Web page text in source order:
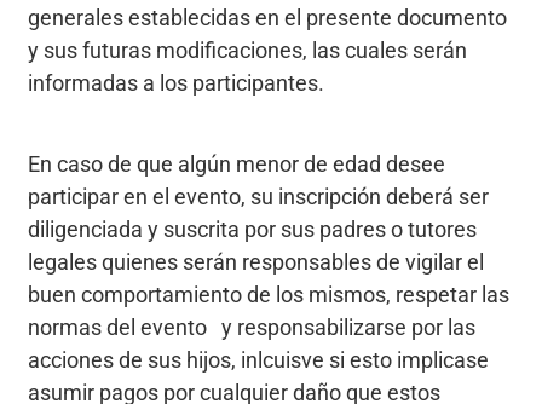
generales establecidas en el presente documento
y sus futuras modificaciones, las cuales serán
informadas a los participantes.
En caso de que algún menor de edad desee
participar en el evento, su inscripción deberá ser
diligenciada y suscrita por sus padres o tutores
legales quienes serán responsables de vigilar el
buen comportamiento de los mismos, respetar las
normas del evento y responsabilizarse por las
acciones de sus hijos, inlcuisve si esto implicase
asumir pagos por cualquier daño que estos